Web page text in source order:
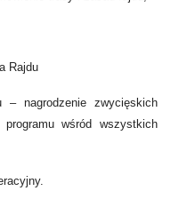
Rajdu
– nagrodzenie zwycięskich
wśród wszystkich